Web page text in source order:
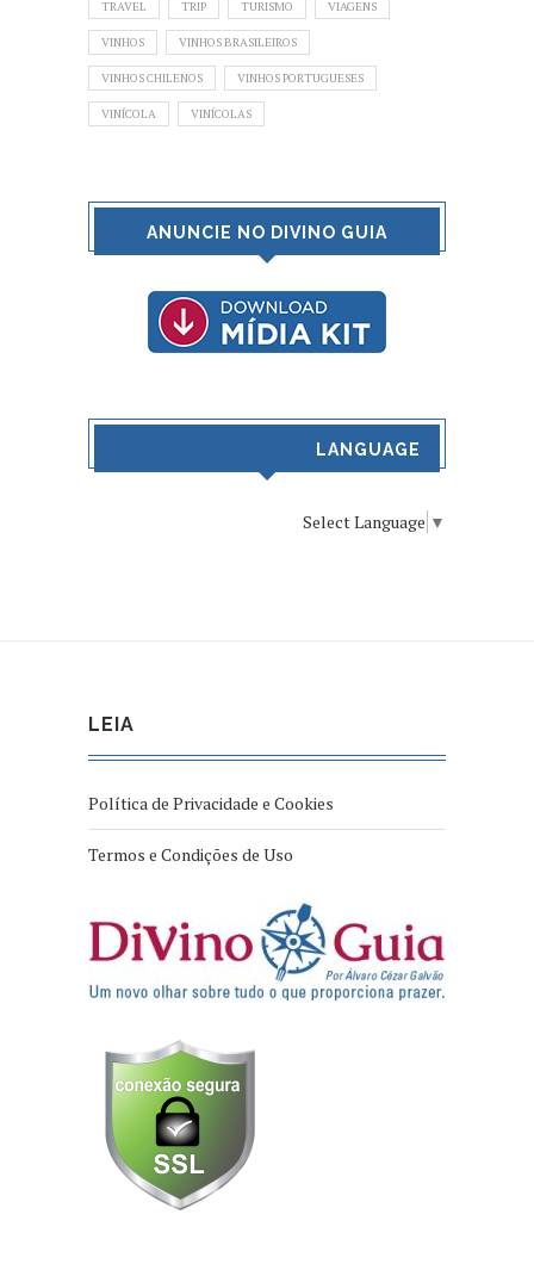
TRAVEL TRIP TURISMO VIAGENS
VINHOS VINHOS BRASILEIROS
VINHOS CHILENOS VINHOS PORTUGUESES
VINÍCOLA VINÍCOLAS
ANUNCIE NO DIVINO GUIA
LANGUAGE
Select Language ▼
LEIA
Política de Privacidade e Cookies
Termos e Condições de Uso